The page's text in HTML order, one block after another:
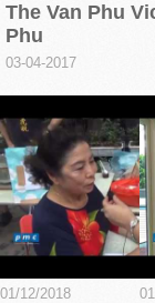
The Van Phu
Phu
03-04-2017
01/12/2018